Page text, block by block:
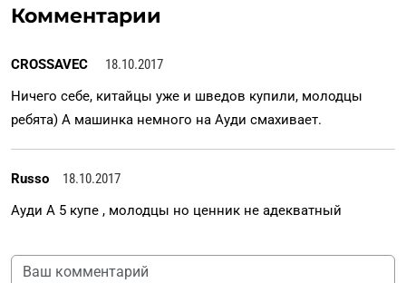
Комментарии
CROSSAVEC
18.10.2017
Ничего себе, китайцы уже и шведов купили, молодцы
ребята) А машинка немного на Ауди смахивает.
Russo
18.10.2017
Ауди А 5 купе , молодцы но ценник не адекватный